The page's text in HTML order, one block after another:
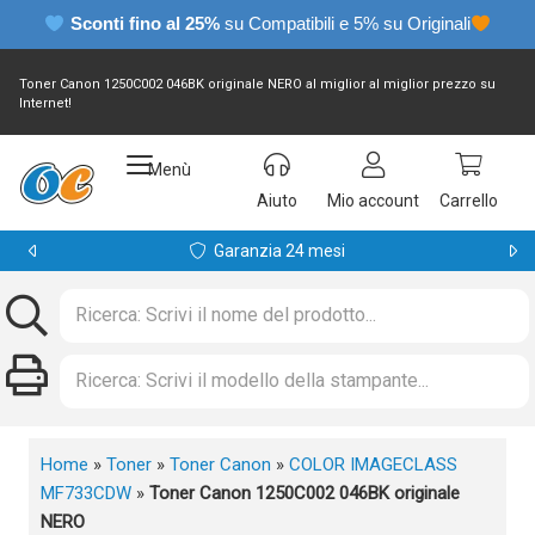
Sconti fino al 25% su Compatibili e 5% su Originali
Toner Canon 1250C002 046BK originale NERO al miglior al miglior prezzo su
Internet!
Menù
Aiuto
Mio account Carrello
Garanzia 24 mesi
Home » Toner » Toner Canon » COLOR IMAGECLASS
MF733CDW » Toner Canon 1250C002 046BK originale
NERO